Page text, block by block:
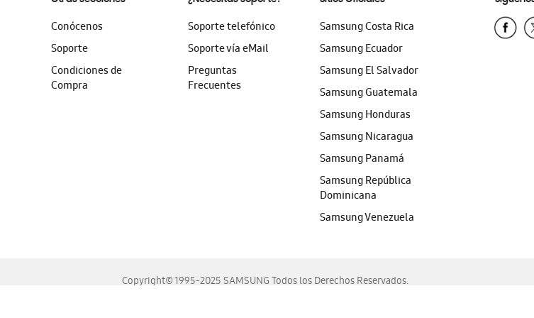
Conócenos
Soporte
Condiciones de
Compra
Soporte telefónico
Soporte vía eMail
Preguntas
Frecuentes
Samsung Costa Rica
Samsung Ecuador
Samsung El Salvador
Samsung Guatemala
Samsung Honduras
Samsung Nicaragua
Samsung Panamá
Samsung República
Dominicana
Samsung Venezuela
Copyright© 1995-2025 SAMSUNG Todos los Derechos Reservados.